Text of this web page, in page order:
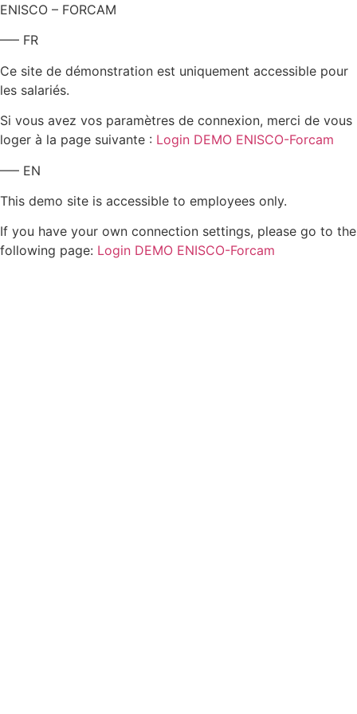
ENISCO – FORCAM
—– FR
Ce site de démonstration est uniquement accessible pour
les salariés.
Si vous avez vos paramètres de connexion, merci de vous
loger à la page suivante : Login DEMO ENISCO-Forcam
—– EN
This demo site is accessible to employees only.
If you have your own connection settings, please go to the
following page: Login DEMO ENISCO-Forcam